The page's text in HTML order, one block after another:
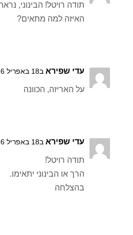
תודה רויטל! הבינוני,
האיזה למה מתאים?
עדי שפירא ב18 באפריל 2016 ב21:28
על האריזה, הכוונה
עדי שפירא ב18 באפריל 2016 ב21:26
תודה רויטל!
הרך או הבינוני יתאימו.
בהצלחה